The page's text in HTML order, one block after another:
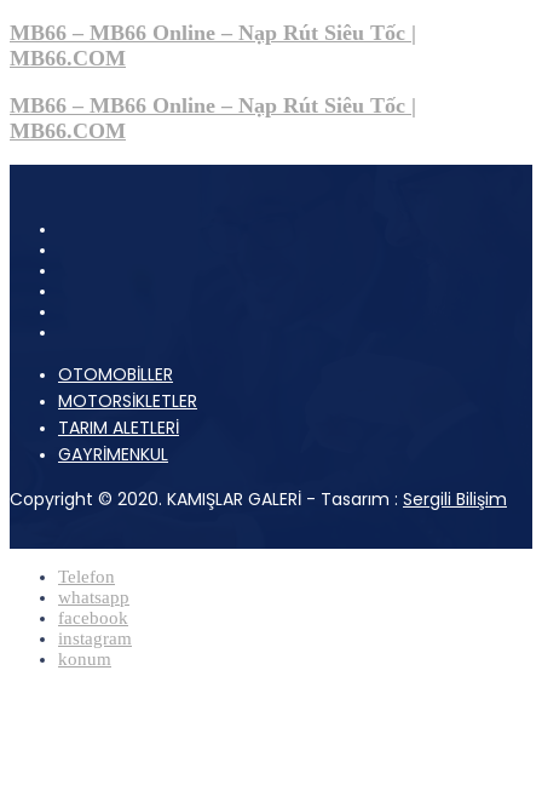
MB66 – MB66 Online – Nạp Rút Siêu Tốc |
MB66.COM
MB66 – MB66 Online – Nạp Rút Siêu Tốc |
MB66.COM
OTOMOBİLLER
MOTORSİKLETLER
TARIM ALETLERİ
GAYRİMENKUL
Copyright © 2020. KAMIŞLAR GALERİ - Tasarım : Sergili Bilişim
Telefon
whatsapp
facebook
instagram
konum